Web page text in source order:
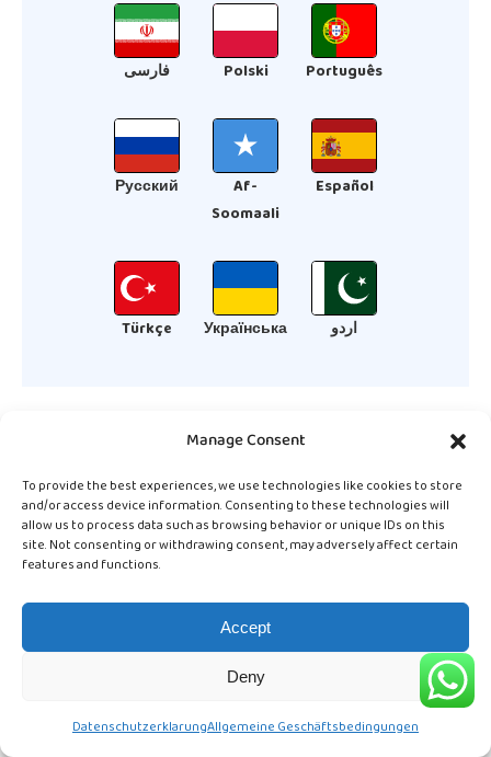
Manage Consent
To provide the best experiences, we use technologies like cookies to store
and/or access device information. Consenting to these technologies will
allow us to process data such as browsing behavior or unique IDs on this
site. Not consenting or withdrawing consent, may adversely affect certain
features and functions.
Accept
Deny
DatenschutzerklarungAllgemeine Geschäftsbedingungen
فارسی Polski Português
Русский
Af-
Soomaali
Español
Türkçe Українська اردو
测试德语 - 提供 18 种语言的即时反
馈。
表。